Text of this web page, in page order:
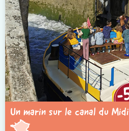
Un marin sur le canal du Midi